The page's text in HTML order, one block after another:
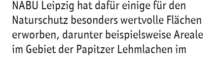
NABU Leipzig hat dafür einige für den
Naturschutz besonders wertvolle Flächen
erworben, darunter beispielsweise Areale
im Gebiet der Papitzer Lehmlachen im